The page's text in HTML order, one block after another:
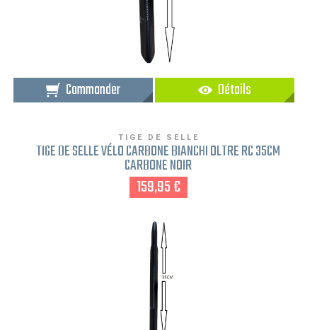
Commander Détails
TIGE DE SELLE
TIGE DE SELLE VÉLO CARBONE BIANCHI OLTRE RC 35CM
CARBONE NOIR
159,95 €